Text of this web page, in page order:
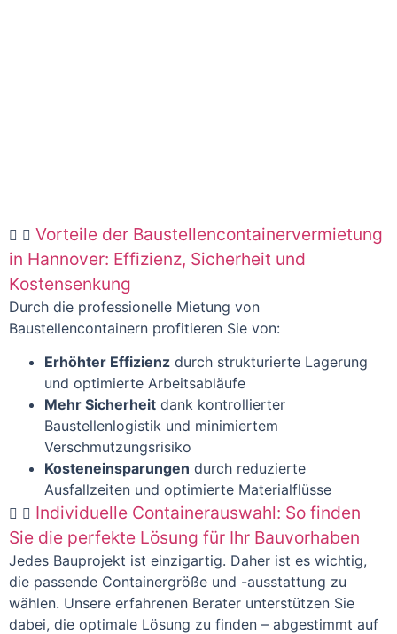
Vorteile der Baustellencontainervermietung
in Hannover: Effizienz, Sicherheit und
Kostensenkung
Durch die professionelle Mietung von
Baustellencontainern profitieren Sie von:
Erhöhter Effizienz durch strukturierte Lagerung
und optimierte Arbeitsabläufe
Mehr Sicherheit dank kontrollierter
Baustellenlogistik und minimiertem
Verschmutzungsrisiko
Kosteneinsparungen durch reduzierte
Ausfallzeiten und optimierte Materialflüsse
Individuelle Containerauswahl: So finden
Sie die perfekte Lösung für Ihr Bauvorhaben
Jedes Bauprojekt ist einzigartig. Daher ist es wichtig,
die passende Containergröße und -ausstattung zu
wählen. Unsere erfahrenen Berater unterstützen Sie
dabei, die optimale Lösung zu finden – abgestimmt auf